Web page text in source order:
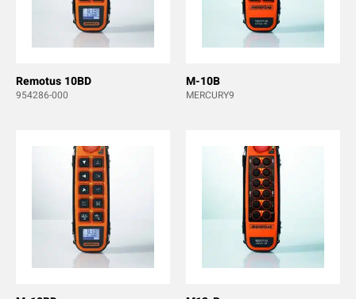
Remotus 10BD
954286-000
M-10B
MERCURY9